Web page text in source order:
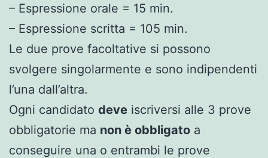
– Espressione orale = 15 min.
– Espressione scritta = 105 min.
Le due prove facoltative si possono
svolgere singolarmente e sono indipendenti
l’una dall’altra.
Ogni candidato deve iscriversi alle 3 prove
obbligatorie ma non è obbligato a
conseguire una o entrambi le prove